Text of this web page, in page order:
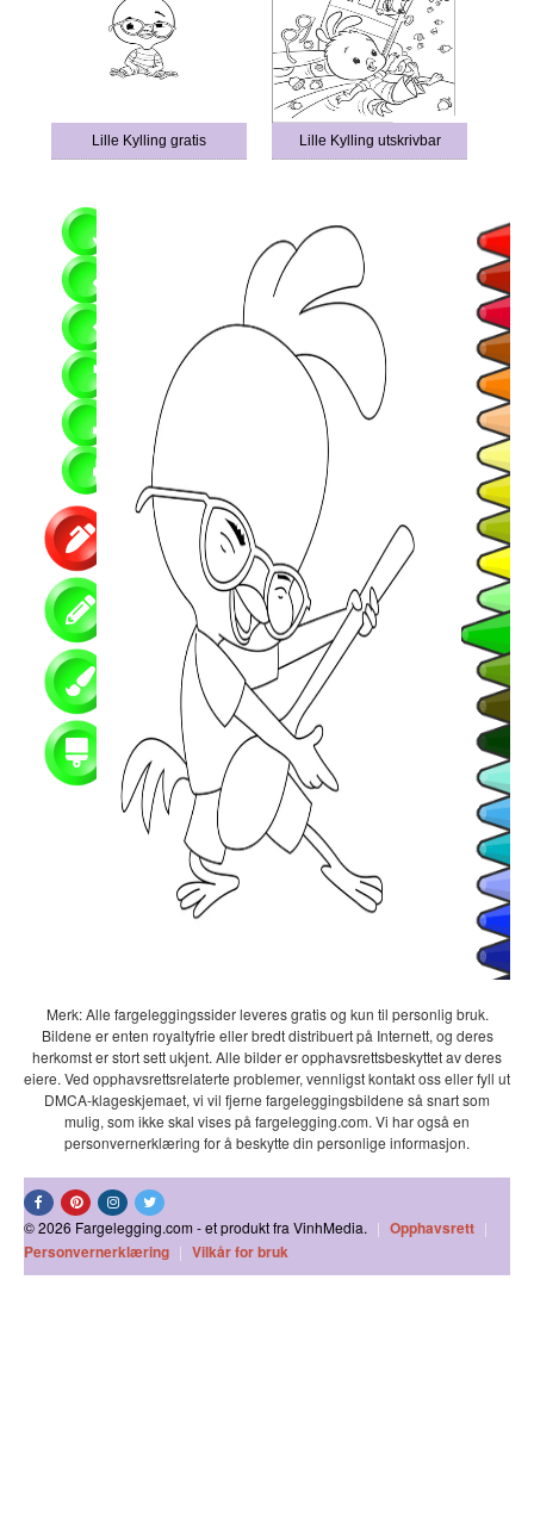
Lille Kylling gratis Lille Kylling utskrivbar
Merk: Alle fargeleggingssider leveres gratis og kun til personlig bruk.
Bildene er enten royaltyfrie eller bredt distribuert på Internett, og deres
herkomst er stort sett ukjent. Alle bilder er opphavsrettsbeskyttet av deres
eiere. Ved opphavsrettsrelaterte problemer, vennligst kontakt oss eller fyll ut
DMCA-klageskjemaet, vi vil fjerne fargeleggingsbildene så snart som
mulig, som ikke skal vises på fargelegging.com. Vi har også en
personvernerklæring for å beskytte din personlige informasjon.
© 2026 Fargelegging.com - et produkt fra VinhMedia. | Opphavsrett |
Personvernerklæring | Vilkår for bruk